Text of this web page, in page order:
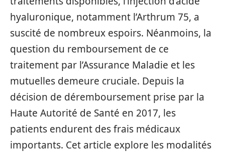
hyaluronique, notamment l’Arthrum 75, a
suscité de nombreux espoirs. Néanmoins, la
question du remboursement de ce
traitement par l’Assurance Maladie et les
mutuelles demeure cruciale. Depuis la
décision de déremboursement prise par la
Haute Autorité de Santé en 2017, les
patients endurent des frais médicaux
importants. Cet article explore les modalités